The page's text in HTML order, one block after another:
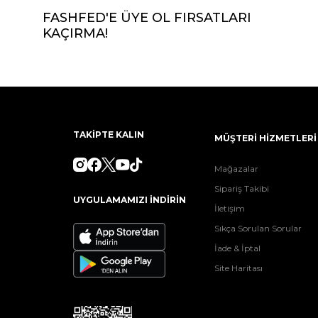
FASHFED'E ÜYE OL FIRSATLARI
KAÇIRMA!
TAKİPTE KALIN
UYGULAMAMIZI İNDİRİN
MÜŞTERİ HİZMETLERİ
Mağazalar
Sipariş Takibi
İletişim
Sıkça Sorulan Sorular
İade & İptal
Site Haritası